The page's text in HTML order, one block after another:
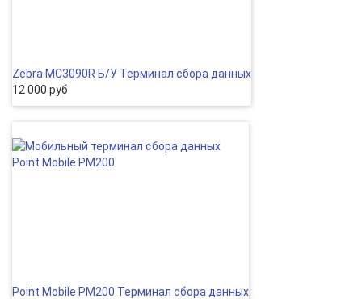
Zebra MC3090R Б/У Терминал сбора данных
12 000 руб
Point Mobile PM200 Терминал сбора данных